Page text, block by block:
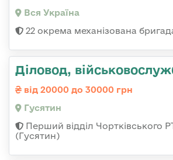
Вся Україна
22 окрема механізована
Діловод,
від 20000 до 30000 грн
Гусятин
Перший відділ Чортківського
(Гусятин)